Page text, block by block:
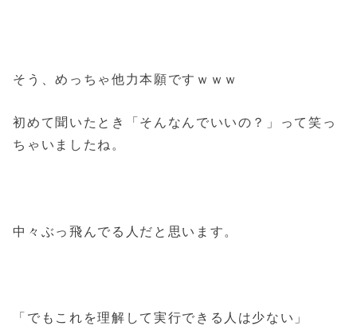
そう、めっちゃ他力本願ですｗｗｗ
初めて聞いたとき「そんなんでいいの？」って笑っ
ちゃいましたね。
中々ぶっ飛んでる人だと思います。
「でもこれを理解して実行できる人は少ない」